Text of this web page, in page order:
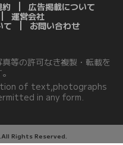
広告掲載について
運営会社
お問い合わせ
等の許可なき複製・転載を
of text,photographs
in any form.
Rights Reserved.